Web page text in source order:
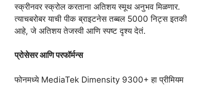
स्क्रीनवर स्क्रोल करताना अतिशय स्मूथ अनुभव मिळणार.
त्याचबरोबर याची पीक ब्राइटनेस तब्बल 5000 निट्स इतकी
आहे, जे अतिशय तेजस्वी आणि स्पष्ट दृश्य देतं.
प्रोसेसर आणि परफॉर्मन्स
फोनमध्ये MediaTek Dimensity 9300+ हा प्रीमियम